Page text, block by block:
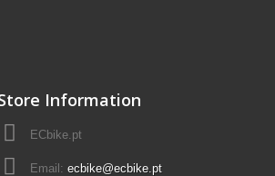
Information
ECbike.pt
Email: ecbike@ecbike.pt